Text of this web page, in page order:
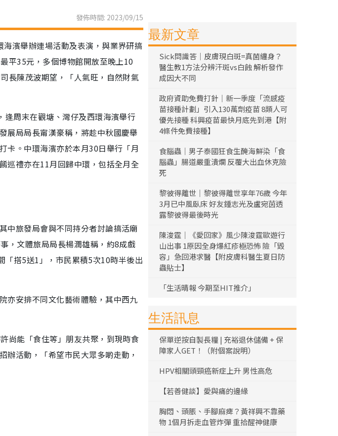
發佈時間: 2023/09/15
濱舉辦連場活動及表演，與業界研搞
平35元，多個博物館開放至晚上10
長陳茂波期望，「人氣旺，自然財氣
逢周末在觀塘、灣仔及西環海濱舉行
展局局長甯漢豪稱，將趁中秋國慶舉
卡。中環海濱亦於本月30日舉行「月
巡禮亦在11月回歸中環，包括全月全
中旅發局會與不同持分者討論搞活廟
，文體旅局局長楊潤雄稱，約8成戲
「搭5送1」，市民累積5次10時半後出
亦安排不同文化藝術體驗，其中西九
尚能「食住等」朋友共聚，到現時食
活動，「希望市民大眾多啲走動，
最新文章
Sick問識答｜皮膚現白斑=真菌纏身？
醫生教1方法分辨汗斑vs白蝕 解析發作
成因大不同
政府資助免費打針｜新一季度「流感疫
苗接種計劃」引入130萬劑疫苗 8類人可
優先接種 科興疫苗最快月底先到港【附
4條件免費接種】
食腦蟲｜男子泰國狂食生醃海鮮染「食
腦蟲」腸道嚴重潰爛 反覆大出血休克險
死
黎彼得離世｜黎彼得離世享年76歲 今年
3月已中風臥床 好友鍾志光及盧宛茵透
露黎彼得最後時光
陳浚霆｜《愛回家》風少陳浚霆歐遊行
山出事 1原因全身爆紅疹極恐怖 險「毀
容」急回港求醫【附皮膚科醫生夏日防
蟲貼士】
「生活晴報 今期至HIT推介」
生活訊息
保單逆按自製長糧 | 充裕退休儲備 + 保
障家人GET！（附個案說明）
HPV相關頭頸癌新症上升 男性高危
【若善健談】愛與痛的邊緣
胸悶、頭脹、手腳麻痺？黃祥興不靠藥
物 1個月拆走血管炸彈 重拾醒神健康